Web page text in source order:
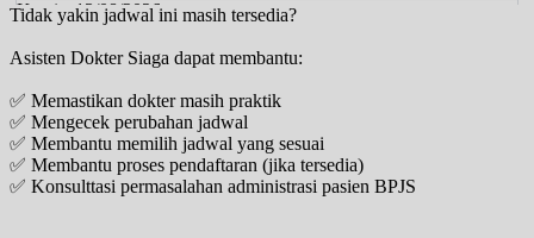
Kamis, 13/08/2026
Jam 16:00 - 17:00
UMUM
Senin, 17/08/2026
Jam 08:00 - 10:00
UMUM
Senin, 17/08/2026
Tidak yakin jadwal ini masih tersedia?
Asisten Dokter Siaga dapat membantu:
✅ Memastikan dokter masih praktik
✅ Mengecek perubahan jadwal
✅ Membantu memilih jadwal yang sesuai
✅ Membantu proses pendaftaran (jika tersedia)
✅ Konsulttasi permasalahan administrasi pasien BPJS